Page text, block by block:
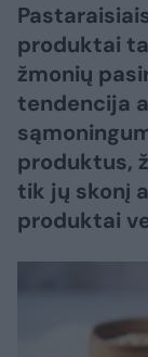
produktai
žmonių
tendencija
produktus,
tik jų skonį
produktai